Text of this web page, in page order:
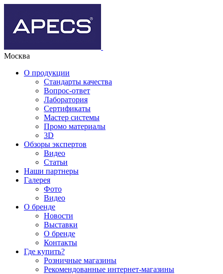
Москва
О продукции
Стандарты качества
Вопрос-ответ
Лаборатория
Сертификаты
Мастер системы
Промо материалы
3D
Обзоры экспертов
Видео
Статьи
Наши партнеры
Галерея
Фото
Видео
О бренде
Новости
Выставки
О бренде
Контакты
Где купить?
Розничные магазины
Рекомендованные интернет-магазины